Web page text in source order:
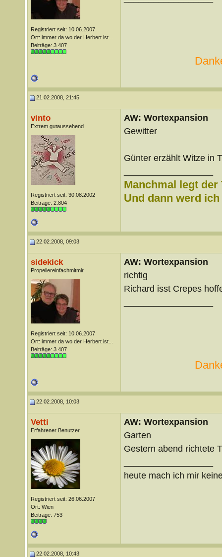
Registriert seit: 10.06.2007
Ort: immer da wo der Herbert ist...
Beiträge: 3.407
21.02.2008, 21:45
vinto
Extrem gutaussehend
Registriert seit: 30.08.2002
Beiträge: 2.804
AW: Wortexpansion
Gewitter
Günter erzählt Witze in
Manchmal legt
Und dann werd
22.02.2008, 09:03
sidekick
Propellereinfachmitmir
Registriert seit: 10.06.2007
Ort: immer da wo der Herbert ist...
Beiträge: 3.407
AW: Wortexpansion
richtig
Richard isst Crepes
22.02.2008, 10:03
Vetti
Erfahrener Benutzer
Registriert seit: 26.06.2007
Ort: Wien
Beiträge: 753
AW: Wortexpansion
Garten
Gestern abend richtete
heute mach ich mir
22.02.2008, 10:43